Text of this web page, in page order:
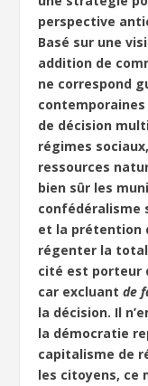
perspective
Basé sur une
addition de
ne correspond
de décision
régimes
ressources
bien sûr les
confédéralisme
et la prétention
régenter la
cité est porteur
car excluantde
la décision. Il
la démocratie
capitalisme de
les citoyens, ce